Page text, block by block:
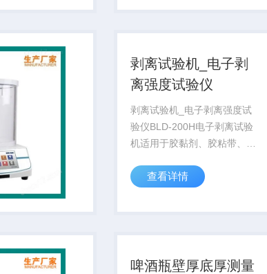
在线检测的理想配置仪器。
剥离试验机_电子剥
离强度试验仪
剥离试验机_电子剥离强度试
验仪BLD-200H电子剥离试验
机适用于胶黏剂、胶粘带、不
袋、薄膜、纸张、电子载带等
等性能测试。通过材料的剥离
查看详情
啤酒瓶壁厚底厚测量